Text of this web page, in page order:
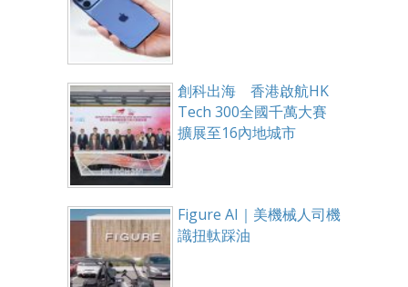
創科出海 香港啟航HK
Tech 300全國千萬大賽
擴展至16內地城市
Figure AI｜美機械人司機
識扭軚踩油